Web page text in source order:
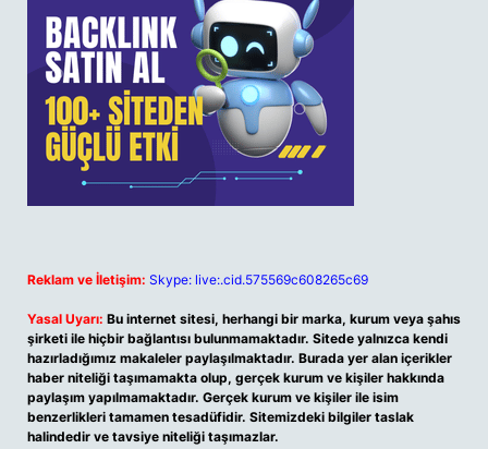
Reklam ve İletişim: Skype: live:.cid.575569c608265c69
Yasal Uyarı: Bu internet sitesi, herhangi bir marka, kurum veya şahıs
şirketi ile hiçbir bağlantısı bulunmamaktadır. Sitede yalnızca kendi
hazırladığımız makaleler paylaşılmaktadır. Burada yer alan içerikler
haber niteliği taşımamakta olup, gerçek kurum ve kişiler hakkında
paylaşım yapılmamaktadır. Gerçek kurum ve kişiler ile isim
benzerlikleri tamamen tesadüfidir. Sitemizdeki bilgiler taslak
halindedir ve tavsiye niteliği taşımazlar.